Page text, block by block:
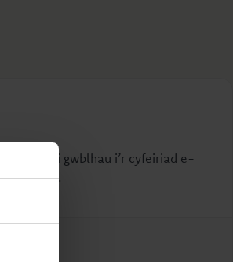
wedi’i gwblhau i’r cyfeiriad e-
y ffôn.